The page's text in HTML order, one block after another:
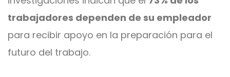
trabajadores dependen de su empleador
para recibir apoyo en la preparación para el
futuro del trabajo.